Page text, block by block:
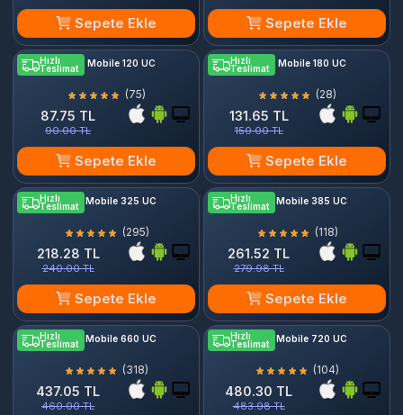
Sepete Ekle Sepete Ekle
Hızlı
Teslimat
PUBG Mobile 120 UC
(75)
87.75 TL
90.00 TL
Sepete Ekle
Hızlı
Teslimat
PUBG Mobile 180 UC
(28)
131.65 TL
150.00 TL
Sepete Ekle
Hızlı
Teslimat PUBG Mobile 325 UC
(295)
218.28 TL
240.00 TL
Sepete Ekle
Hızlı
Teslimat
PUBG Mobile 385 UC
(118)
261.52 TL
279.98 TL
Sepete Ekle
Hızlı
Teslimat
PUBG Mobile 660 UC
(318)
437.05 TL
460.00 TL
Hızlı
Teslimat
PUBG Mobile 720 UC
(104)
480.30 TL
483.98 TL